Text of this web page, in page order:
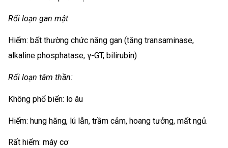
Rối loạn gan mật
Hiếm: bất thường chức năng gan (tăng transaminase,
alkaline phosphatase, γ-GT, bilirubin)
Rối loạn tâm thần:
Không phổ biến: lo âu
Hiếm: hung hăng, lú lẫn, trầm cảm, hoang tưởng, mất ngủ.
Rất hiếm: máy cơ